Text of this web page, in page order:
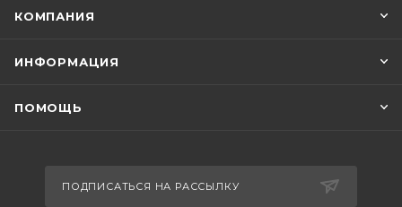
КОМПАНИЯ
ИНФОРМАЦИЯ
ПОМОЩЬ
ПОДПИСАТЬСЯ НА РАССЫЛКУ